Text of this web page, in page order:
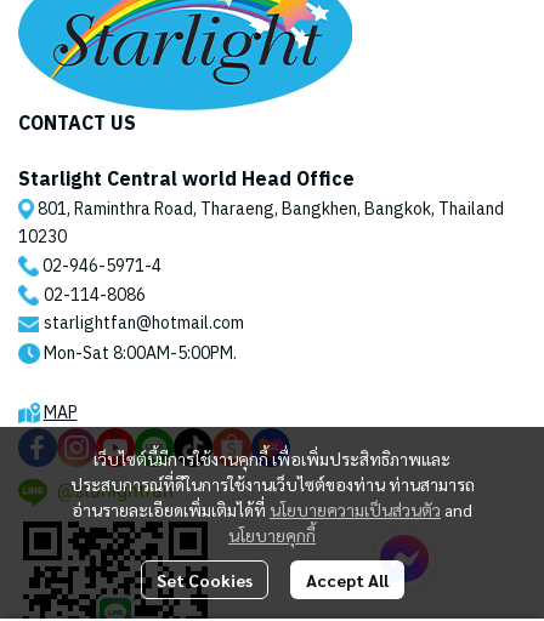
เว็บไซต์นี้มีการใช้งานคุกกี้ เพื่อเพิ่มประสิทธิภาพและ
ประสบการณ์ที่ดีในการใช้งานเว็บไซต์ของท่าน ท่านสามารถ
อ่านรายละเอียดเพิ่มเติมได้ที่ นโยบายความเป็นส่วนตัว and
นโยบายคุกกี้
Set Cookies Accept All
CONTACT US
Starlight Central world Head Office
801, Raminthra Road, Tharaeng, Bangkhen, Bangkok, Thailand
10230
02-946-5971-4
02-114-8086
starlightfan@hotmail.com
Mon-Sat 8:00AM-5:00PM.
MAP
@starlightfan